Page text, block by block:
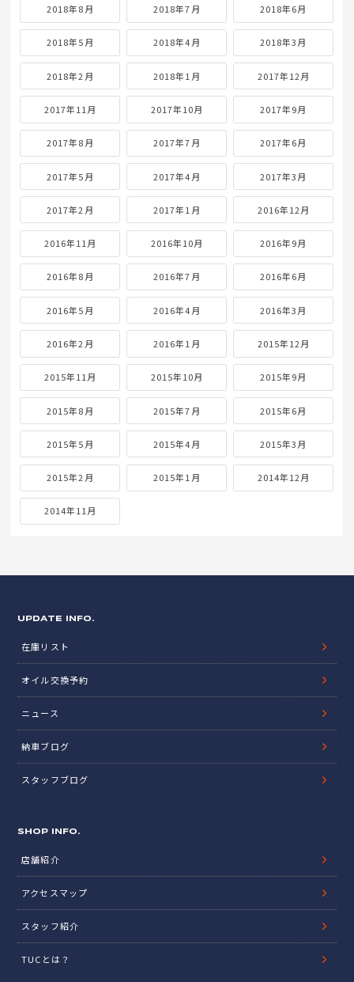
2018年8月 2018年7月 2018年6月
2018年5月 2018年4月 2018年3月
2018年2月 2018年1月 2017年12月
2017年11月 2017年10月 2017年9月
2017年8月 2017年7月 2017年6月
2017年5月 2017年4月 2017年3月
2017年2月 2017年1月 2016年12月
2016年11月 2016年10月 2016年9月
2016年8月 2016年7月 2016年6月
2016年5月 2016年4月 2016年3月
2016年2月 2016年1月 2015年12月
2015年11月 2015年10月 2015年9月
2015年8月 2015年7月 2015年6月
2015年5月 2015年4月 2015年3月
2015年2月 2015年1月 2014年12月
2014年11月
UPDATE INFO.
在庫リスト
オイル交換予約
ニュース
納車ブログ
スタッフブログ
SHOP INFO.
店舗紹介
アクセスマップ
スタッフ紹介
TUCとは？